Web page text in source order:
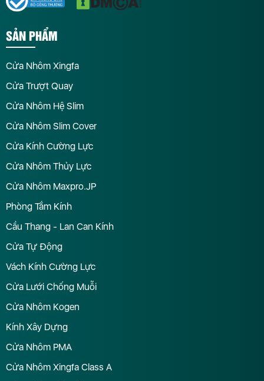
SẢN PHẨM
Cửa Nhôm Xingfa
Cửa Trượt Quay
Cửa Nhôm Hệ Slim
Cửa Nhôm Slim Cover
Cửa Kính Cường Lực
Cửa Nhôm Thủy Lực
Cửa Nhôm Maxpro.JP
Phòng Tắm Kính
Cầu Thang - Lan Can Kính
Cửa Tự Động
Vách Kính Cường Lực
Cửa Lưới Chống Muỗi
Cửa Nhôm Kogen
Kính Xây Dựng
Cửa Nhôm PMA
Cửa Nhôm Xingfa Class A